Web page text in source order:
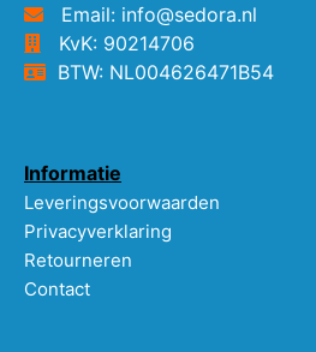
Email: info@sedora.nl
KvK: 90214706
BTW: NL004626471B54
Informatie
Leveringsvoorwaarden
Privacyverklaring
Retourneren
Contact